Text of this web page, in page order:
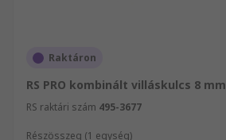
Raktáron
RS PRO kombinált villáskulcs 8 mm
RS raktári szám 495-3677
Részösszeg (1 egység)